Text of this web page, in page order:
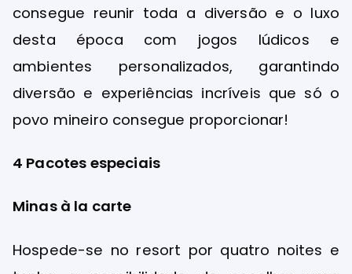
consegue reunir toda a diversão e o luxo
desta época com jogos lúdicos e
ambientes personalizados, garantindo
diversão e experiências incríveis que só o
povo mineiro consegue proporcionar!
4 Pacotes especiais
Minas à la carte
Hospede-se no resort por quatro noites e